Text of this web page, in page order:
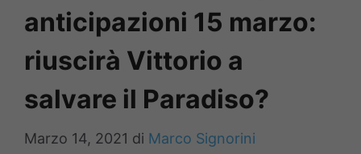
anticipazioni 15 marzo:
riuscirà Vittorio a
salvare il Paradiso?
Marzo 14, 2021 di Marco Signorini